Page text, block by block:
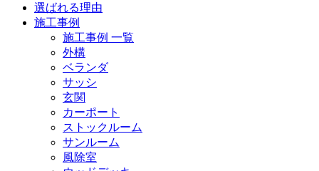
選ばれる理由
施工事例
施工事例 一覧
外構
ベランダ
サッシ
玄関
カーポート
ストックルーム
サンルーム
風除室